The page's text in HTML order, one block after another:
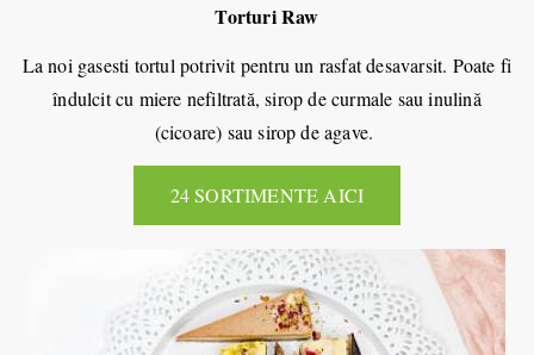
Torturi Raw
La noi gasesti tortul potrivit pentru un rasfat desavarsit. Poate fi
îndulcit cu miere nefiltrată, sirop de curmale sau inulină
(cicoare) sau sirop de agave.
24 SORTIMENTE AICI